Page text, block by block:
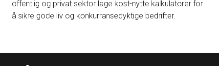
offentlig og privat sektor lage kost-nytte kalkulatorer for
å sikre gode liv og konkurransedyktige bedrifter.